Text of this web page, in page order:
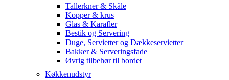
Tallerkner & Skåle
Kopper & krus
Glas & Karafler
Bestik og Servering
Duge, Servietter og Dækkeservietter
Bakker & Serveringsfade
Øvrig tilbehør til bordet
Køkkenudstyr